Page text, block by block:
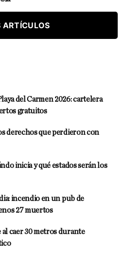
ARTÍCULOS
del Carmen 2026: cartelera
gratuitos
derechos que perdieron con
inicia y qué estados serán los
incendio en un pub de
27 muertos
caer 30 metros durante